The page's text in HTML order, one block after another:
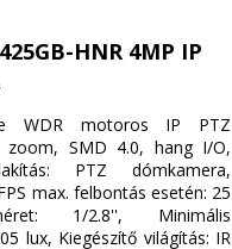
HNR 4MP IP
WDR motoros IP PTZ
zoom, SMD 4.0, hang I/O,
PTZ dómkamera,
max. felbontás esetén: 25
1/2.8'', Minimális
lux, Kiegészítő világítás: IR